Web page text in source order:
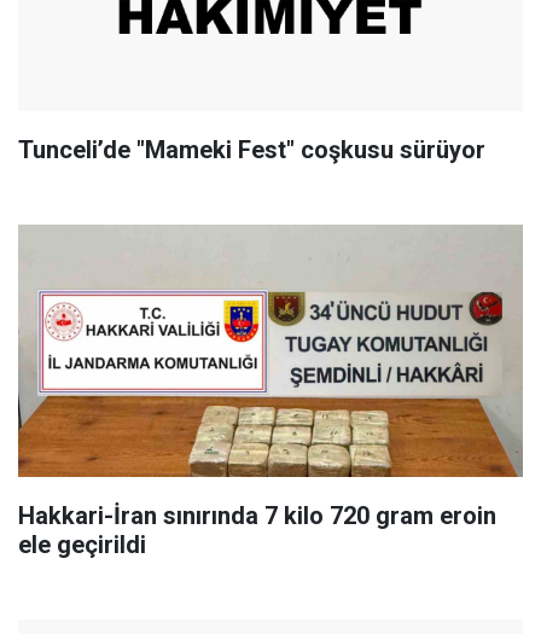
Tunceli’de "Mameki Fest" coşkusu sürüyor
Hakkari-İran sınırında 7 kilo 720 gram eroin
ele geçirildi